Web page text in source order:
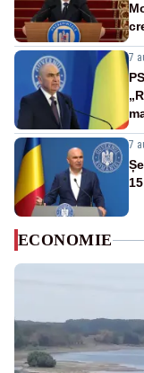
7
7
ECONOMIE